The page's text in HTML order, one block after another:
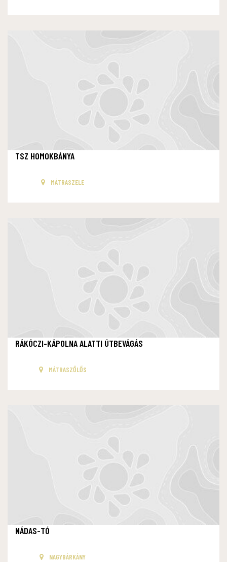
TSZ HOMOKBÁNYA
MÁTRASZELE
RÁKÓCZI-KÁPOLNA ALATTI ÚTBEVÁGÁS
MÁTRASZŐLŐS
NÁDAS-TÓ
NAGYBÁRKÁNY